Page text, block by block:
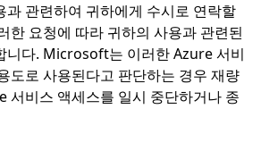
과 관련하여 귀하에게 수시로 연락할
한 요청에 따라 귀하의 사용과 관련된
니다. Microsoft는 이러한 Azure 서비
도로 사용된다고 판단하는 경우 재량
서비스 액세스를 일시 중단하거나 종